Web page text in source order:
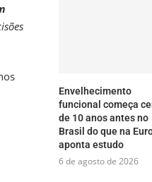
Envelhecimento
funcional começa
de 10 anos antes no
Brasil do que na
aponta estudo
6 de agosto de 2026